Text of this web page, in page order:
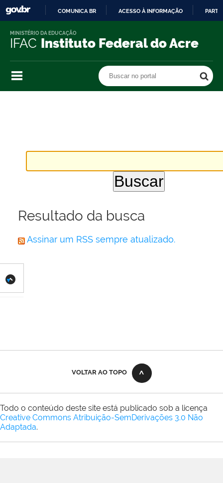
O
COMUNICA BR ACESSO À INFORMAÇÃO
IFAC Instituto Federal do Acre
MINISTÉRIO DA EDUCAÇÃO
Buscar no portal
Resultado da busca
Assinar um RSS sempre atualizado.
VOLTAR AO TOPO
Todo o conteúdo deste site está publicado sob a licença
Creative Commons Atribuição-SemDerivações 3.0 Não
Adaptada.